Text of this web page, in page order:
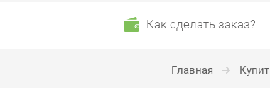
Как сделать заказ?
Главная